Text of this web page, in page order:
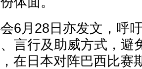
6月28日亦发文，呼
言行及助威方式，避
在日本对阵巴西比赛